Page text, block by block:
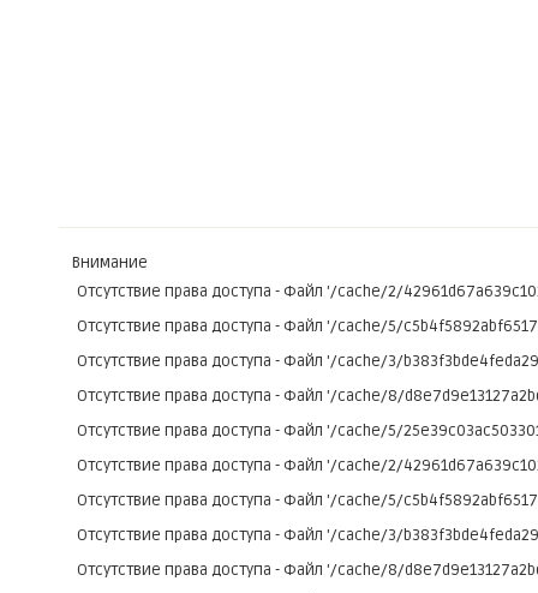
Внимание
Отсутствие права доступа - Файл '/cache/2/
Отсутствие права доступа - Файл '/cache/5/
Отсутствие права доступа - Файл '/cache/3/
Отсутствие права доступа - Файл '/cache/8/
Отсутствие права доступа - Файл '/cache/5/
Отсутствие права доступа - Файл '/cache/2/
Отсутствие права доступа - Файл '/cache/5/
Отсутствие права доступа - Файл '/cache/3/
Отсутствие права доступа - Файл '/cache/8/